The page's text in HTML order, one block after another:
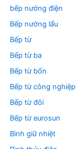
bếp nướng điện
Bếp nướng lẩu
Bếp từ
Bếp từ ba
Bếp từ bốn
Bếp từ công nghiệp
Bếp từ đôi
Bếp từ eurosun
Bình giữ nhiệt